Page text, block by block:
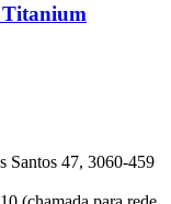
Titanium
Santos 47, 3060-459